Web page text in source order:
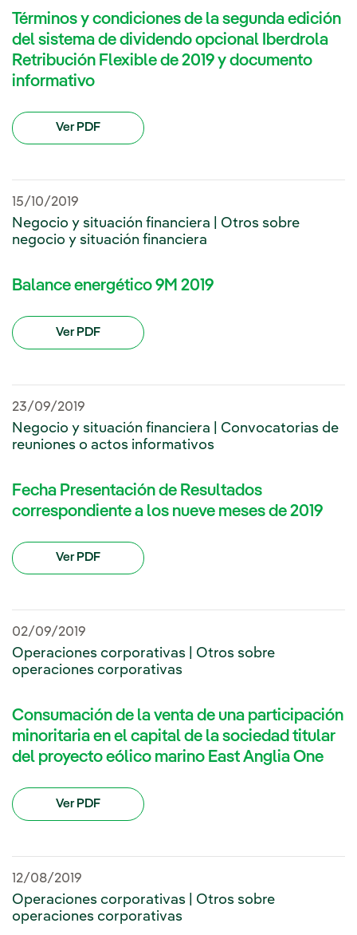
Términos y condiciones de la segunda edición
del sistema de dividendo opcional Iberdrola
Retribución Flexible de 2019 y documento
informativo
Ver PDF
15/10/2019
Negocio y situación financiera | Otros sobre
negocio y situación financiera
Balance energético 9M 2019
Ver PDF
23/09/2019
Negocio y situación financiera | Convocatorias de
reuniones o actos informativos
Fecha Presentación de Resultados
correspondiente a los nueve meses de 2019
Ver PDF
02/09/2019
Operaciones corporativas | Otros sobre
operaciones corporativas
Consumación de la venta de una participación
minoritaria en el capital de la sociedad titular
del proyecto eólico marino East Anglia One
Ver PDF
12/08/2019
Operaciones corporativas | Otros sobre
operaciones corporativas